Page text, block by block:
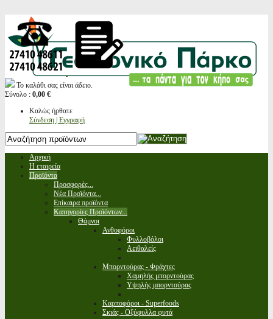
Το καλάθι σας είναι άδειο.
Σύνολο : 0,00 €
Καλώς ήρθατε
Σύνδεση | Εγγραφή
Αρχική
Η εταιρεία
Προϊόντα
Προσφορές...
Νέα Προϊόντα...
Επίκαιρα προϊόντα
Κατηγορίες Προϊόντων...
Θάμνοι
Ανθοφόροι
Φυλλοβόλοι
Αειθαλείς
Μπορντούρας - Φράχτες
Χαμηλής μπορντούρας
Υψηλής μπορντούρας
Καρποφόροι - Superfoods
Σκιάς - Οξύφυλλα φυτά